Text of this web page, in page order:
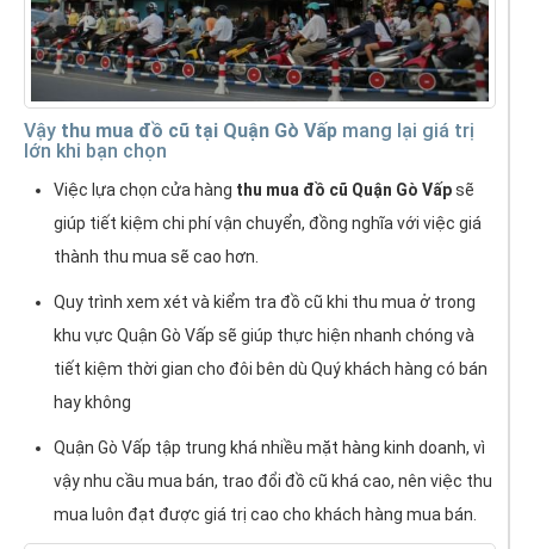
Vậy thu mua đồ cũ tại Quận Gò Vấp mang lại giá trị
lớn khi bạn chọn
Việc lựa chọn cửa hàng thu mua đồ cũ Quận Gò Vấpsẽ
giúp tiết kiệm chi phí vận chuyển, đồng nghĩa với việc giá
thành thu mua sẽ cao hơn.
Quy trình xem xét và kiểm tra đồ cũ khi thu mua ở trong
khu vực Quận Gò Vấp sẽ giúp thực hiện nhanh chóng và
tiết kiệm thời gian cho đôi bên dù Quý khách hàng có bán
hay không
Quận Gò Vấp tập trung khá nhiều mặt hàng kinh doanh, vì
vậy nhu cầu mua bán, trao đổi đồ cũ khá cao, nên việc thu
mua luôn đạt được giá trị cao cho khách hàng mua bán.